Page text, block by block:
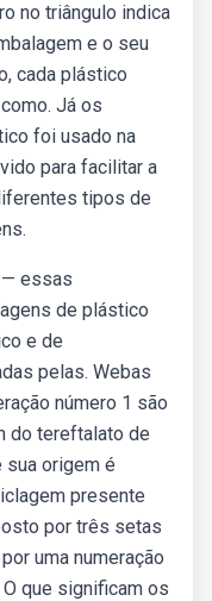
no triângulo indica
e o seu
cada plástico
Já os
foi usado na
para facilitar a
tipos de
— essas
de plástico
e de
pelas. Webas
número 1 são
do tereftalato de
sua origem é
presente
por três setas
uma numeração
que significam os